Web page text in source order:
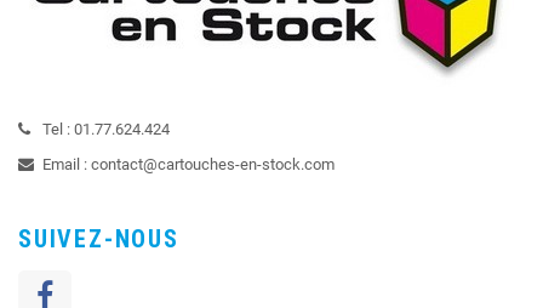
Tel : 01.77.624.424
Email : contact@cartouches-en-stock.com
SUIVEZ-NOUS